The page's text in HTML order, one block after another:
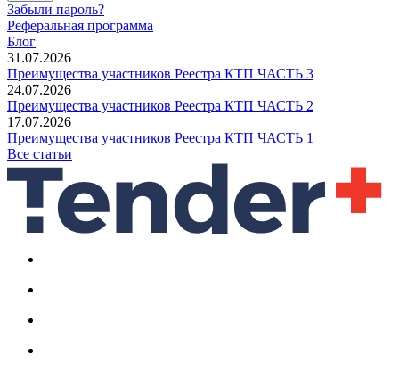
Забыли пароль?
Реферальная программа
Блог
31.07.2026
Преимущества участников Реестра КТП ЧАСТЬ 3
24.07.2026
Преимущества участников Реестра КТП ЧАСТЬ 2
17.07.2026
Преимущества участников Реестра КТП ЧАСТЬ 1
Все статьи